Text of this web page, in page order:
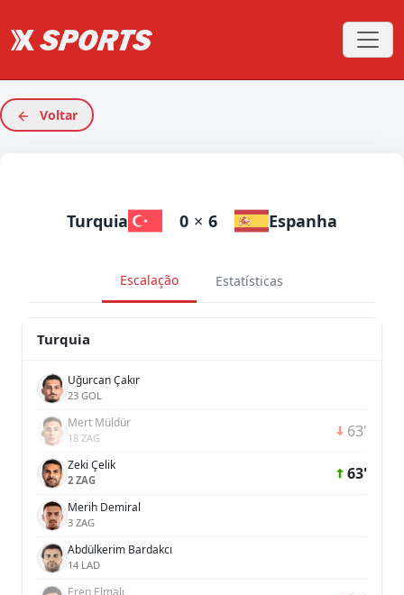
Voltar
Turquia 0 × 6 Espanha
Escalação Estatísticas
Turquia
Uğurcan Çakır
23 GOL
Mert Müldür
18 ZAG 63'
Zeki Çelik
2 ZAG 63'
Merih Demiral
3 ZAG
Abdülkerim Bardakcı
14 LAD
Eren Elmalı